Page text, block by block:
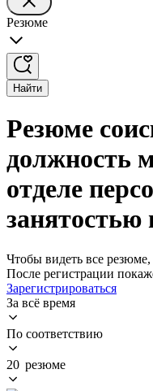
Резюме
Найти
Резюме
должность
отделе
занятостью
Чтобы видеть все резюме,
После регистрации
Зарегистрироваться
За всё время
По соответствию
20 резюме